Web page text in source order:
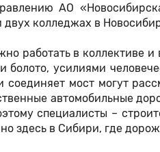
АО
колледжах в
работать в коллективе и
болото, усилиями
соединяет мост могут
автомобильные
специалисты –
здесь в Сибири, где